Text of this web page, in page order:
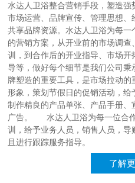
水达人卫浴整合营销手段，塑造
市场运营、品牌宣传、管理思想、
共享品牌资源。水达人卫浴为每
的营销方案，从开业前的市场调
训，到合作后的开业指导、市场
导等，做好每个细节是我们公司
牌塑造的重要工具，是市场拉动
形象，策划节假日的促销活动，
制作精良的产品单张、产品手册
广告。 水达人卫浴为每一位合
训，给予业务人员，销售人员，
且进行跟踪服务指导。
了解